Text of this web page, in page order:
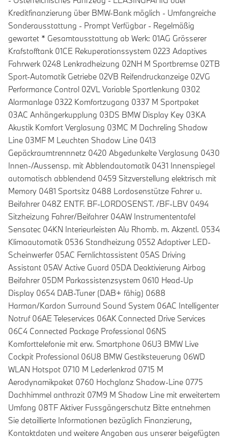
Kreditfinanzierung über BMW-Bank möglich - Umfangreiche
Sonderausstattung - Prompt Verfügbar - Regelmäßig
gewartet * Gesamtausstattung ab Werk: 01AG Grösserer
Krafstofftank 01CE Rekuperationssystem 0223 Adaptives
Fahrwerk 0248 Lenkradheizung 02NH M Sportbremse 02TB
Sport-Automatik Getriebe 02VB Reifendruckanzeige 02VG
Performance Control 02VL Variable Sportlenkung 0302
Alarmanlage 0322 Komfortzugang 0337 M Sportpaket
03AC Anhängerkupplung 03DS BMW Display Key 03KA
Akustik Komfort Verglasung 03MC M Dachreling Shadow
Line 03MF M Leuchten Shadow Line 0413
Gepäckraumtrennnetz 0420 Abgedunkelte Verglasung 0430
Innen-/Aussensp. mit Abblendautomatik 0431 Innenspiegel
automatisch abblendend 0459 Sitzverstellung elektrisch mit
Memory 0481 Sportsitz 0488 Lordosenstütze Fahrer u.
Beifahrer 048Z ENTF. BF-LORDOSENST. /BF-LBV 0494
Sitzheizung Fahrer/Beifahrer 04AW Instrumententafel
Sensatec 04KN Interieurleisten Alu Rhomb. m. Akzentl. 0534
Klimaautomatik 0536 Standheizung 0552 Adaptiver LED-
Scheinwerfer 05AC Fernlichtassistent 05AS Driving
Assistant 05AV Active Guard 05DA Deaktivierung Airbag
Beifahrer 05DM Parkassistenzsystem 0610 Head-Up
Display 0654 DAB-Tuner (DAB+ fähig) 0688
Harman/Kardon Surround Sound System 06AC Intelligenter
Notruf 06AE Teleservices 06AK Connected Drive Services
06C4 Connected Package Professional 06NS
Komforttelefonie mit erw. Smartphone 06U3 BMW Live
Cockpit Professional 06U8 BMW Gestiksteuerung 06WD
WLAN Hotspot 0710 M Lederlenkrad 0715 M
Aerodynamikpaket 0760 Hochglanz Shadow-Line 0775
Dachhimmel anthrazit 07M9 M Shadow Line mit erweitertem
Umfang 08TF Aktiver Fussgängerschutz Bitte entnehmen
Sie detaillierte Informationen bezüglich Finanzierung,
Kontaktdaten und weitere Angaben aus unserer beigefügten